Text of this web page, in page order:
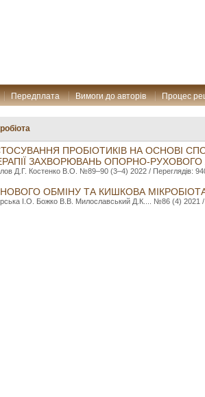
Передплата Вимоги до авторів Процес
ПРОБІОТИКІВ НА ОСНОВІ
ЗАХВОРЮВАНЬ ОПОРНО-РУХОВОГО
Д.Г. Костенко В.О. №89–90 (3–4) 2022 / Переглядів:
ОБМІНУ ТА КИШКОВА
І.О. Божко В.В. Милославський Д.К.... №86 (4) 2021 /